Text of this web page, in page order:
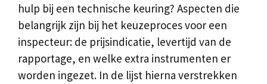
hulp bij een technische keuring? Aspecten die
belangrijk zijn bij het keuzeproces voor een
inspecteur: de prijsindicatie, levertijd van de
rapportage, en welke extra instrumenten er
worden ingezet. In de lijst hierna verstrekken